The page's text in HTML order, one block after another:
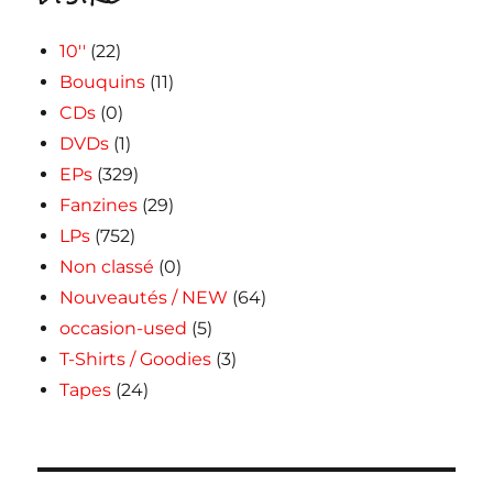
10'' (22)
Bouquins (11)
CDs (0)
DVDs (1)
EPs (329)
Fanzines (29)
LPs (752)
Non classé (0)
Nouveautés / NEW (64)
occasion-used (5)
T-Shirts / Goodies (3)
Tapes (24)